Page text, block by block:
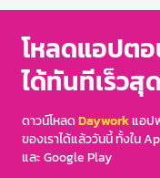
โหลดแอปต
ได้ทันทีเร็วสุ
ดาวน์โหลดDayworkแอป
ของเราได้แล้ววันนี้ ทั้งใน
และ Google Play